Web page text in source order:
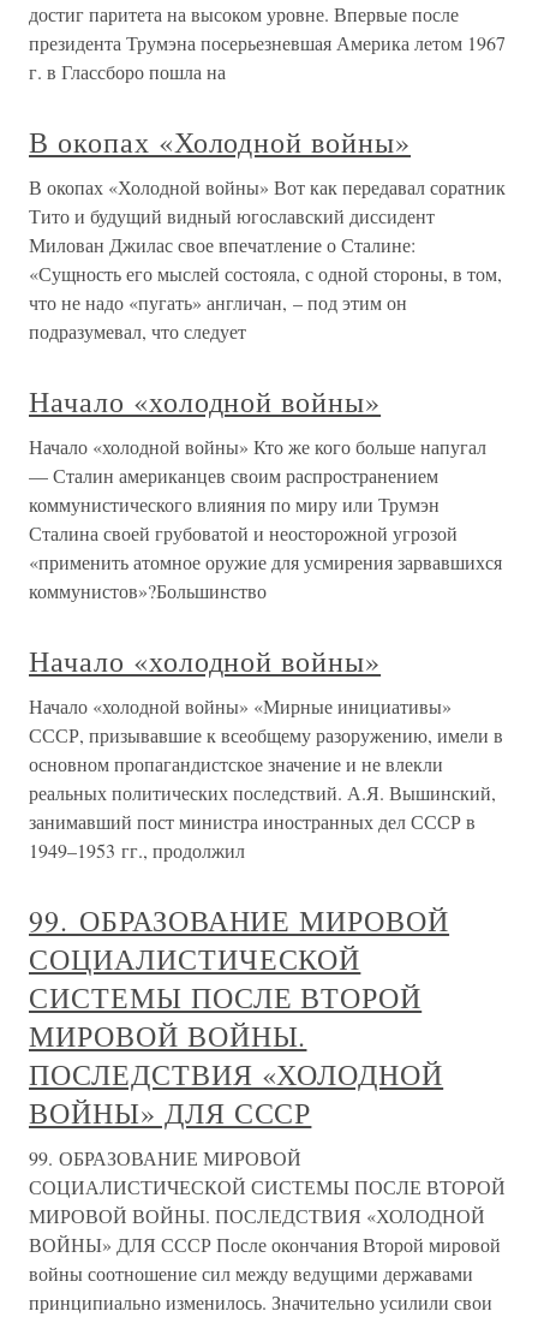
достиг паритета на высоком уровне. Впервые после
президента Трумэна посерьезневшая Америка летом 1967
г. в Глассборо пошла на
В окопах «Холодной войны»
В окопах «Холодной войны» Вот как передавал соратник
Тито и будущий видный югославский диссидент
Милован Джилас свое впечатление о Сталине:
«Сущность его мыслей состояла, с одной стороны, в том,
что не надо «пугать» англичан, – под этим он
подразумевал, что следует
Начало «холодной войны»
Начало «холодной войны» Кто же кого больше напугал
— Сталин американцев своим распространением
коммунистического влияния по миру или Трумэн
Сталина своей грубоватой и неосторожной угрозой
«применить атомное оружие для усмирения зарвавшихся
коммунистов»?Большинство
Начало «холодной войны»
Начало «холодной войны» «Мирные инициативы»
СССР, призывавшие к всеобщему разоружению, имели в
основном пропагандистское значение и не влекли
реальных политических последствий. А.Я. Вышинский,
занимавший пост министра иностранных дел СССР в
1949–1953 гг., продолжил
99. ОБРАЗОВАНИЕ МИРОВОЙ
СОЦИАЛИСТИЧЕСКОЙ
СИСТЕМЫ ПОСЛЕ ВТОРОЙ
МИРОВОЙ ВОЙНЫ.
ПОСЛЕДСТВИЯ «ХОЛОДНОЙ
ВОЙНЫ» ДЛЯ СССР
99. ОБРАЗОВАНИЕ МИРОВОЙ
СОЦИАЛИСТИЧЕСКОЙ СИСТЕМЫ ПОСЛЕ ВТОРОЙ
МИРОВОЙ ВОЙНЫ. ПОСЛЕДСТВИЯ «ХОЛОДНОЙ
ВОЙНЫ» ДЛЯ СССР После окончания Второй мировой
войны соотношение сил между ведущими державами
принципиально изменилось. Значительно усилили свои